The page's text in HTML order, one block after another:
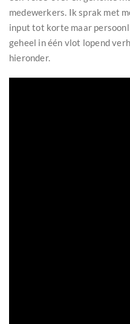
medewerkers. Ik sprak met
input tot korte maar
geheel in één vlot lopend
hieronder.